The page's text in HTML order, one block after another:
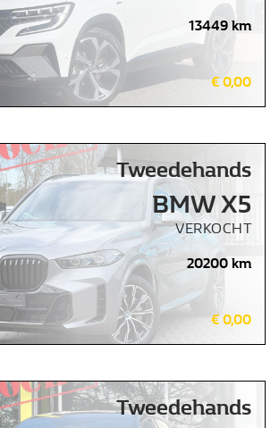
Home
Tweedehands
wagens
Stock wagens
Rema
13449 km
€ 0,00
Tweedehands
BMW X5
VERKOCHT
20200 km
€ 0,00
Tweedehands